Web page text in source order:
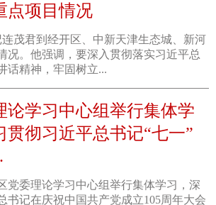
点项目情况
茂君到经开区、中新天津生态城、新河
况。他强调，要深入贯彻落实习近平总
话精神，牢固树立...
论学习中心组举行集体学
贯彻习近平总书记“七一”
党委理论学习中心组举行集体学习，深
书记在庆祝中国共产党成立105周年大会